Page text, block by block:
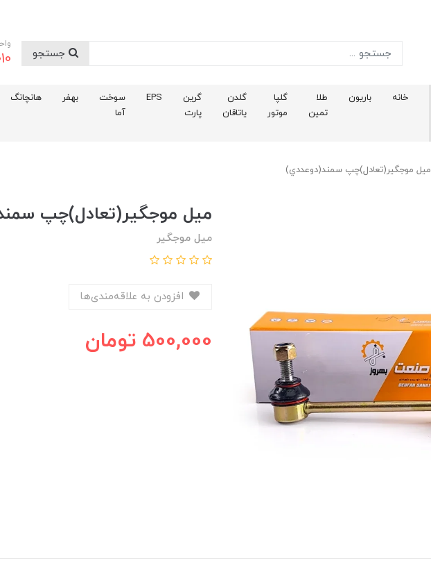
خانه باریون
طلا
تمین
گلپا
موتور
گلدن
یاتاقان
گرین
پارت
EPS
سوخت
آما
بهفر هانچانگ
ميل موجگير(تعادل)چپ سمند(دوعددي)
ميل موجگير(تعادل)چپ
میل موجگیر
500,000 تومان